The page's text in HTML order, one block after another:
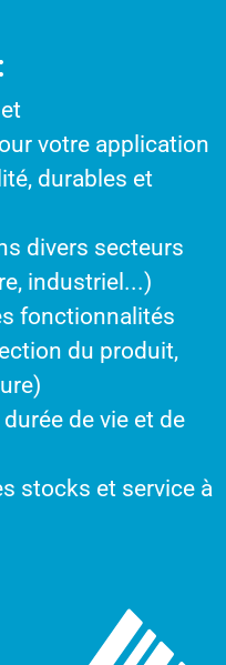
votre application
durables et
divers secteurs
industriel...)
fonctionnalités
du produit,
de vie et de
stocks et service à